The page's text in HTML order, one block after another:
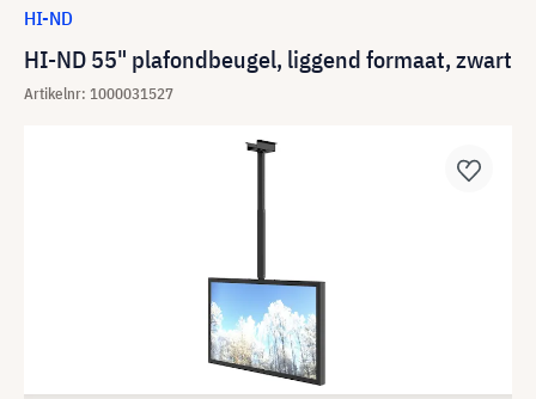
HI-ND 55" plafondbeugel, liggend formaat, zwart
Artikelnr: 1000031527
HI-ND